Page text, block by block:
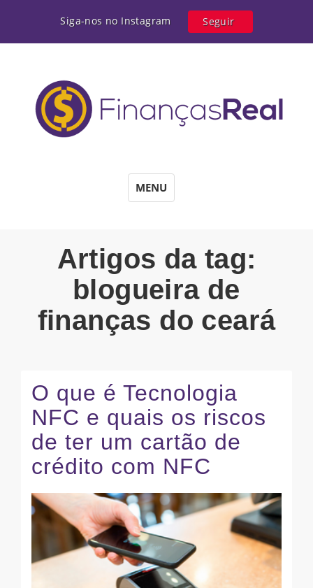
Siga-nos no Instagram Seguir
MENU
Artigos da tag:
blogueira de
finanças do ceará
O que é Tecnologia
NFC e quais os riscos
de ter um cartão de
crédito com NFC